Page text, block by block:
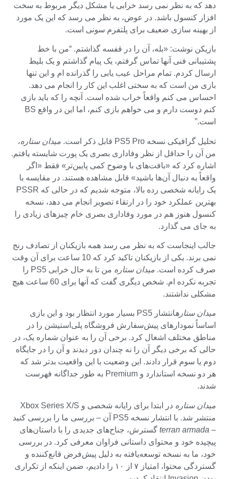
دهد که به نظر نمی رسد خرابی یا مشکل دیگر مربوط به سخت
افزار کنسول باشد. در عوض، به نظر می رسد که این یک مورد
از بهینه سازی ضعیف برای پلتفرم سونی است.
بازیکن نوشت: «بله، آن را در قفسه گذاشتم. “من با خط
پشتیبانی فنی آنها تماس گرفتم، یک پیام گذاشتم و یک بلیط
ارسال کردم. تمام مراحل عیب یابی را گذرانده ام و این تنها
بازی من است که به سختی اغلب این کار را انجام می دهد.
احساس می کنم واقعاً خراب شده است. آنچه را که باید بازی
کنم دوست دارم و می خواهم بازی کنم، اما این در واقع BS
است.”
تحلیل گرافیکی نسخه PS5 Pro قابل ذکر است. میدان ستاره،
من آن را حداقل از نظر وفاداری بصری یک پورت شایسته یافتم.
اشاره کرد که «بافت‌های با وضوح کمی پایین‌تر» فقط «اگر
واقعاً به دنبال آن‌ها باشید» قابل مشاهده هستند. در مقایسه با
یک رایانه شخصی رده بالا، متوجه شدیم که در حالی که PSSR
بهترین عملکرد خود را در ارتقاء تصویر انجام می دهد، نسخه
کنسول هنوز هم در مورد وفاداری بصری خام چیزهای زیادی را
به جای می گذارد.
جالب اینجاست که به نظر می رسد همه بازیکنان از تصادف رنج
نمی برند. یکی از بازیکنان تاکید کرد که 10 ساعت برای آن وقت
صرف کرده است. میدان ستاره
من تا به حال خرابی PS5 را
تجربه نکرده ام. شخص دیگری گفت که آنها برای 60 ساعت هیچ
مشکلی نداشتند.
میدان ستاره
انتشار PS5 بسیار مورد انتظار بود و این بازی
اساساً نمودارهای پیش‌سفارش فروشگاه پلی‌استیشن را در
مناطق مختلف اشغال کرد. برخی آن را به عنوان شماره یک، در
حالی که برخی دیگر آن را نه چندان دور دیدند و آن را در جایگاه
دوم یا سوم قرار دادند. این وضعیت با این واقعیت بدتر شد که
هر دو نسخه استاندارد و Premium به طور جداگانه فهرست
شدند.
میدان ستاره
در ابتدا برای رایانه شخصی و Xbox Series X/S
منتشر شد. با انتشار نسخه PS5 آن – بررسی ما را بررسی کنید
–
terran armada گسترش، جناح‌های جدیدی را با داستان‌های
پیچیده خود و محتوای داستانی فراوان معرفی کرد. در بررسی
خود، ما به نسخه توسعه‌یافته به دلیل پیش‌فرض قانع‌کننده و
گستردگی محتوا، امتیاز ۷ از ۱۰ را دادیم، ضمن اینکه از تکراری